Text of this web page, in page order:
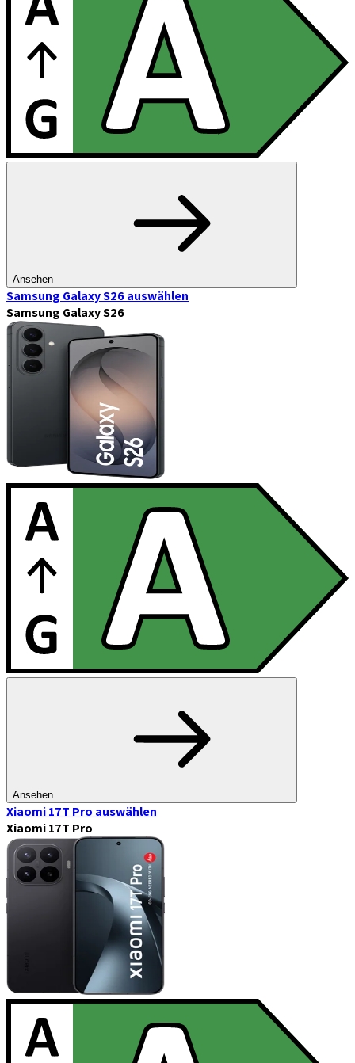
Ansehen
Samsung Galaxy S26auswählen
Samsung Galaxy S26
Ansehen
Xiaomi 17T Pro auswählen
Xiaomi 17T Pro